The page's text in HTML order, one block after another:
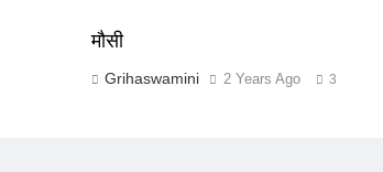
मौसी
Grihaswamini 2 Years Ago 3